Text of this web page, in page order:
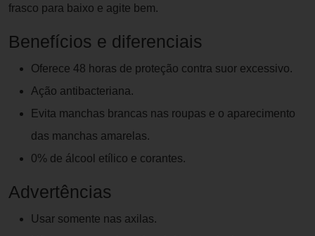
frasco para baixo e agite bem.
Benefícios e diferenciais
Oferece 48 horas de proteção contra suor excessivo.
Ação antibacteriana.
Evita manchas brancas nas roupas e o aparecimento
das manchas amarelas.
0% de álcool etílico e corantes.
Advertências
Usar somente nas axilas.